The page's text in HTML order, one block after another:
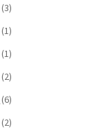
(3)
(1)
(1)
(2)
(6)
(2)